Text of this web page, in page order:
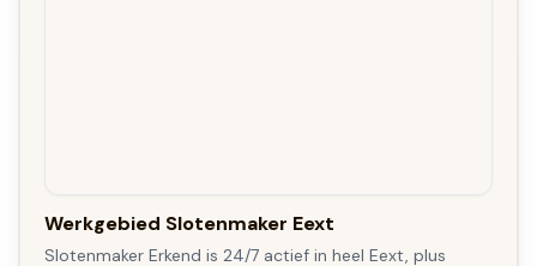
Werkgebied Slotenmaker Eext
Slotenmaker Erkend is 24/7 actief in heel Eext, plus